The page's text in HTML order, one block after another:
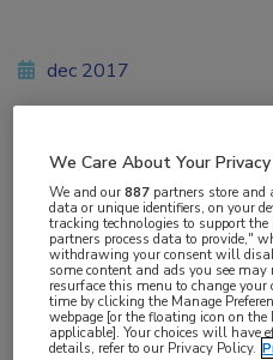
dec 2017
Vakgebieden:
Oncologie
Aandachtsgebieden:
Borstkanker
We Care About Your Privacy
We and our887 partners store and
data or unique identifiers, on your
tracking technologies to support
partners process data to provide,"
withdrawing your consent will
some content and ads you see
resurface this menu to change
time by clicking the Manage
webpage [or the floating icon on
applicable]. Your choices will have
details, refer to our Privacy Policy.